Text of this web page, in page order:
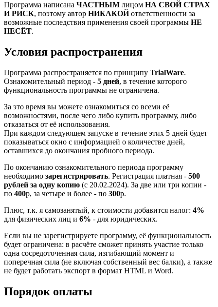
Программа написана ЧАСТНЫМ лицом НА СВОЙ СТРАХ
И РИСК, поэтому автор НИКАКОЙответственности за
возможные последствия применения своей программы НЕ
НЕСЁТ.
Условия распространения
Программа распространяется по принципу TrialWare.
Ознакомительный период - 5 дней, в течение которого
функциональность программы не ограничена.
За это время вы можете ознакомиться со всеми её
возможностями, после чего либо купить программу, либо
отказаться от её использования.
При каждом следующем запуске в течение этих 5 дней будет
показываться окно с информацией о количестве дней,
оставшихся до окончания пробного периода.
По окончанию ознакомительного периода программу
необходимо зарегистрировать. Регистрация платная - 500
рублей за одну копию (с 20.02.2024). За две или три копии -
по 400р, за четыре и более - по 300р.
Плюс, т.к. я самозанятый, к стоимости добавится налог: 4%
для физических лиц и 6% - для юридических.
Если вы не зарегистрируете программу, её функциональность
будет ограничена: в расчёте сможет принять участие только
одна сосредоточенная сила, изгибающий момент и
поперечная сила (не включая собственный вес балки), а также
не будет работать экспорт в формат HTML и Word.
Порядок оплаты